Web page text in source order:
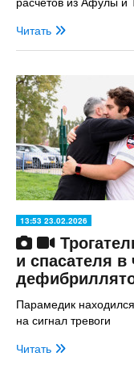
Читать
13:53 23.02.2026
и спасателя
Парамедик
на сигнал тревоги
Читать